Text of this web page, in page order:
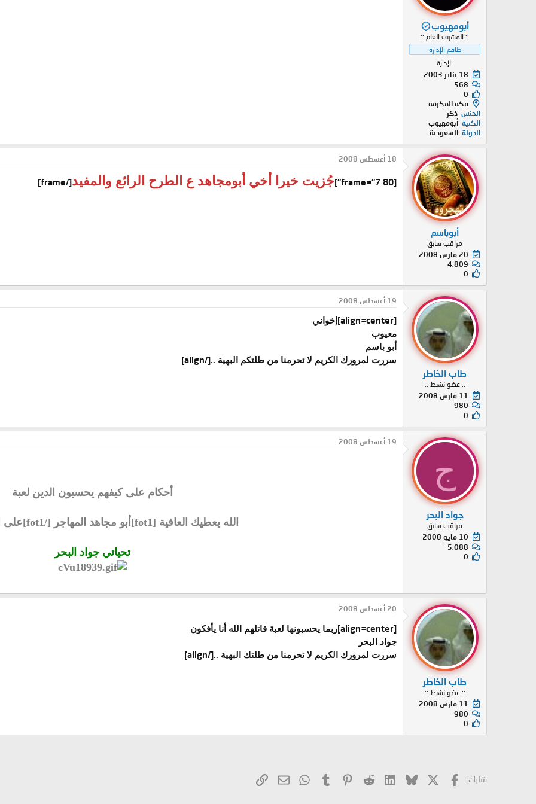
أبومهيوب
:: المشرف العام ::
طاقم الإدارة
الإدارة
18 يناير 2003
568
0
مكة المكرمة
الجنس ذكر
الكنية أبومهيوب
الدولة السعودية
أبوباسم
مراقب سابق
20 مارس 2008
4,809
0
18 أغسطس 2008
[frame="7 80"] جُزيت خيرا أخي أبومجاهد ع الطرح الرائع والمفيد[/frame]
طاب الخاطر
:: عضو نشيط ::
11 مارس 2008
980
0
19 أغسطس 2008
[align=center]
إخواني
معيوب
أبو باسم
سررت لمرورك الكريم لا تحرمنا من طلتكم البهية ..[/align]
ج
جواد البحر
مراقب سابق
10 مايو 2008
5,088
0
19 أغسطس 2008
أحكام على كيفهم يحسبون الدين لعبة
الله يعطيك العافية [fot1]أبو مجاهد المهاجر [/fot1]على الطرح الرائع
تحياتي جواد البحر
طاب الخاطر
:: عضو نشيط ::
11 مارس 2008
980
0
20 أغسطس 2008
[align=center]
ربما يحسبونها لعبة قاتلهم الله أنا يأفكون
جواد البحر
سررت لمرورك الكريم لا تحرمنا من طلتك البهية ..[/align]
شارك: فيسبوك Bluesky
LinkedIn
Reddit
Pinterest
Tumblr
WhatsAppالبريد الإلكتروني